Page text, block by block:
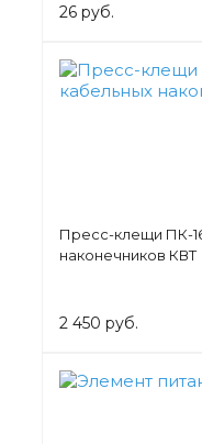
26 руб.
Пресс-клещи ПК-
наконечников КВТ
2 450 руб.